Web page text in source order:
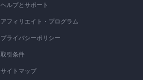
ヘルプとサポート
アフィリエイト・プログラム
プライバシーポリシー
取引条件
サイトマップ